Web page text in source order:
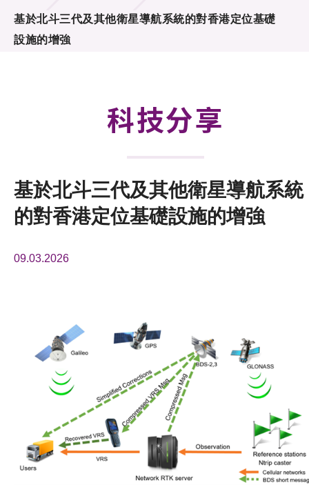
項目及資助計劃
活動及消息
基於北斗三代及其他衛星導航系統的對香港定位基礎
設施的增強
科技分享
基於北斗三代及其他衛星導航系統
的對香港定位基礎設施的增強
09.03.2026